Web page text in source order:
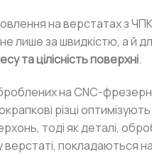
на верстатах з
лише за швидкістю, а й
та цілісність поверхні.
на CNC-
різці оптимізують
тоді як деталі,
покладаються на